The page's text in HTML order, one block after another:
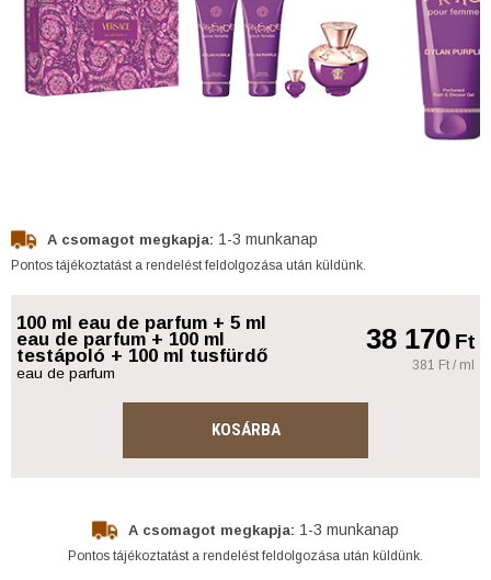
A csomagot megkapja: 1-3 munkanap
Pontos tájékoztatást a rendelést feldolgozása után küldünk.
100 ml eau de parfum + 5 ml
eau de parfum + 100 ml
testápoló + 100 ml tusfürdő
eau de parfum
38 170Ft
381 Ft / ml
KOSÁRBA
A csomagot megkapja: 1-3 munkanap
Pontos tájékoztatást a rendelést feldolgozása után küldünk.